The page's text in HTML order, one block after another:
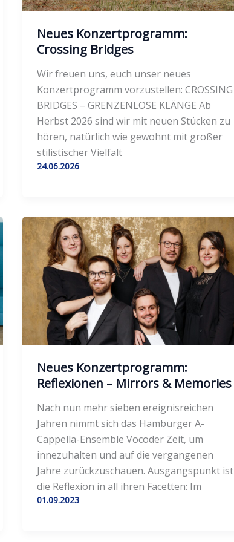
Neues Konzertprogramm:
Crossing Bridges
Wir freuen uns, euch unser neues
Konzertprogramm vorzustellen: CROSSING
BRIDGES – GRENZENLOSE KLÄNGE Ab
Herbst 2026 sind wir mit neuen Stücken zu
hören, natürlich wie gewohnt mit großer
stilistischer Vielfalt
24.06.2026
Neues Konzertprogramm:
Reflexionen – Mirrors & Memories
Nach nun mehr sieben ereignisreichen
Jahren nimmt sich das Hamburger A-
Cappella-Ensemble Vocoder Zeit, um
innezuhalten und auf die vergangenen
Jahre zurückzuschauen. Ausgangspunkt ist
die Reflexion in all ihren Facetten: Im
01.09.2023